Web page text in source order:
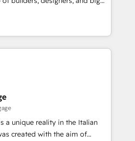
• Top 3 Partner of the
2024, 2025. • Partner of the
Let Cebra’s experts help
and with impact.
design, and
fueled by curiosity—to turn
and challenges into meaningful
technology is more than just
things that are useful, cool,
That’s why we lean
them into thoughtful
that actually make a
a unique reality in the Italian
created with the aim of